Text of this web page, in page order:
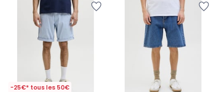
-25€* tous les 50€